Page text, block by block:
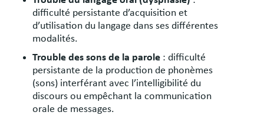
difficulté persistante d’acquisition et
d’utilisation du langage dans ses différentes
modalités.
Trouble des sons de la parole : difficulté
persistante de la production de phonèmes
(sons) interférant avec l’intelligibilité du
discours ou empêchant la communication
orale de messages.